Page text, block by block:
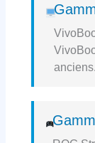
anciens.